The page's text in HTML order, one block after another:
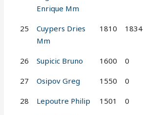
Enrique Mm
25
Cuypers Dries
Mm
1810 1834
26 Supicic Bruno 1600 0
27 Osipov Greg 1550 0
28 Lepoutre Philip 1501 0